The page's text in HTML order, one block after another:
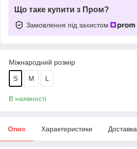
Що таке купити з Пром?
Замовлення під захистом
Міжнародний розмір
S M L
В наявності
Опис Характеристики Доставка